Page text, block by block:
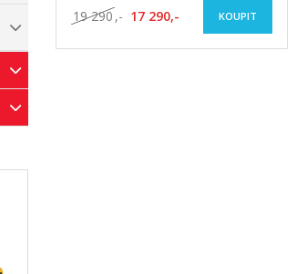
19 290 ,- 17 290,- KOUPIT